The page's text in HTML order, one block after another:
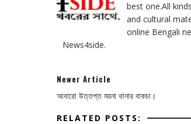
best one.All
and cultural
online Bengali
News4side.
Newer Article
আবারো উত্তপ্ত ময়না থানার বাকচা।
RELATED POSTS: